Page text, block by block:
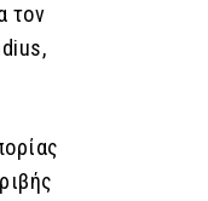
τον